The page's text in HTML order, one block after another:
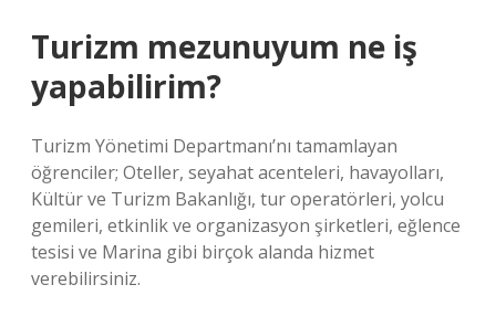
Turizm mezunuyum ne iş
yapabilirim?
Turizm Yönetimi Departmanı’nı tamamlayan
öğrenciler; Oteller, seyahat acenteleri, havayolları,
Kültür ve Turizm Bakanlığı, tur operatörleri, yolcu
gemileri, etkinlik ve organizasyon şirketleri, eğlence
tesisi ve Marina gibi birçok alanda hizmet
verebilirsiniz.